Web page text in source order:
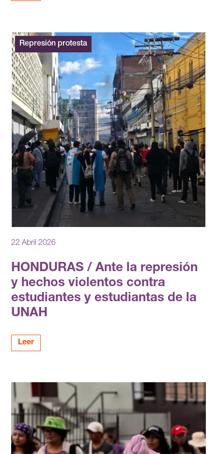
22 Abril 2026
HONDURAS / Ante la represión
y hechos violentos contra
estudiantes y estudiantas de la
UNAH
Leer
Represión protesta